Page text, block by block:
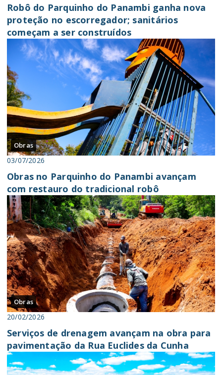
Robô do Parquinho do Panambi ganha nova
proteção no escorregador; sanitários
começam a ser construídos
Obras
03/07/2026
Obras no Parquinho do Panambi avançam
com restauro do tradicional robô
Obras
20/02/2026
Serviços de drenagem avançam na obra para
pavimentação da Rua Euclides da Cunha